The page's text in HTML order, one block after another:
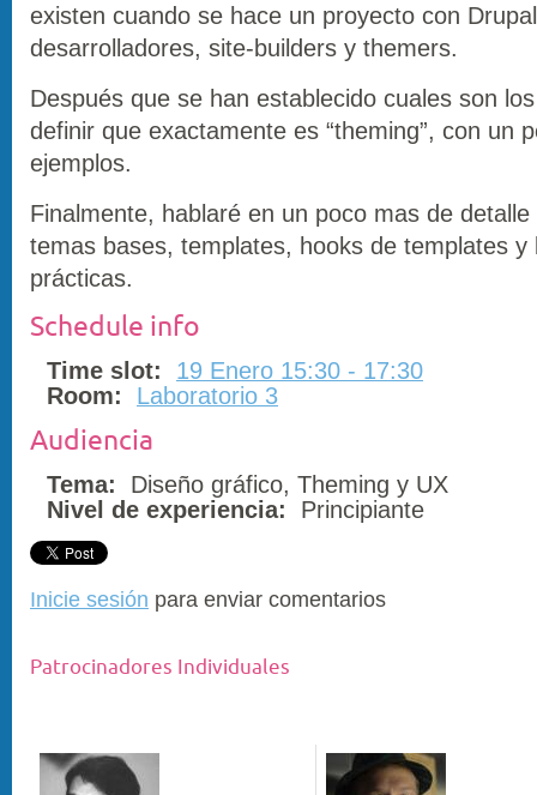
existen cuando se hace un proyecto con
desarrolladores, site-builders y themers.
Después que se han establecido cuales son
definir que exactamente es “theming”, con un
ejemplos.
Finalmente, hablaré en un poco mas de
temas bases, templates, hooks de templates y
prácticas.
Schedule info
Time slot:
19 Enero 15:30 - 17:30
Room:
Laboratorio 3
Audiencia
Tema:
Diseño gráfico, Theming y UX
Nivel de experiencia:
Principiante
Inicie sesión para enviar comentarios
Patrocinadores Individuales